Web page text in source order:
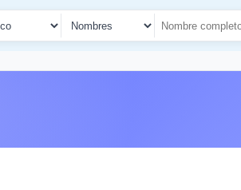
de búsqueda
o documento